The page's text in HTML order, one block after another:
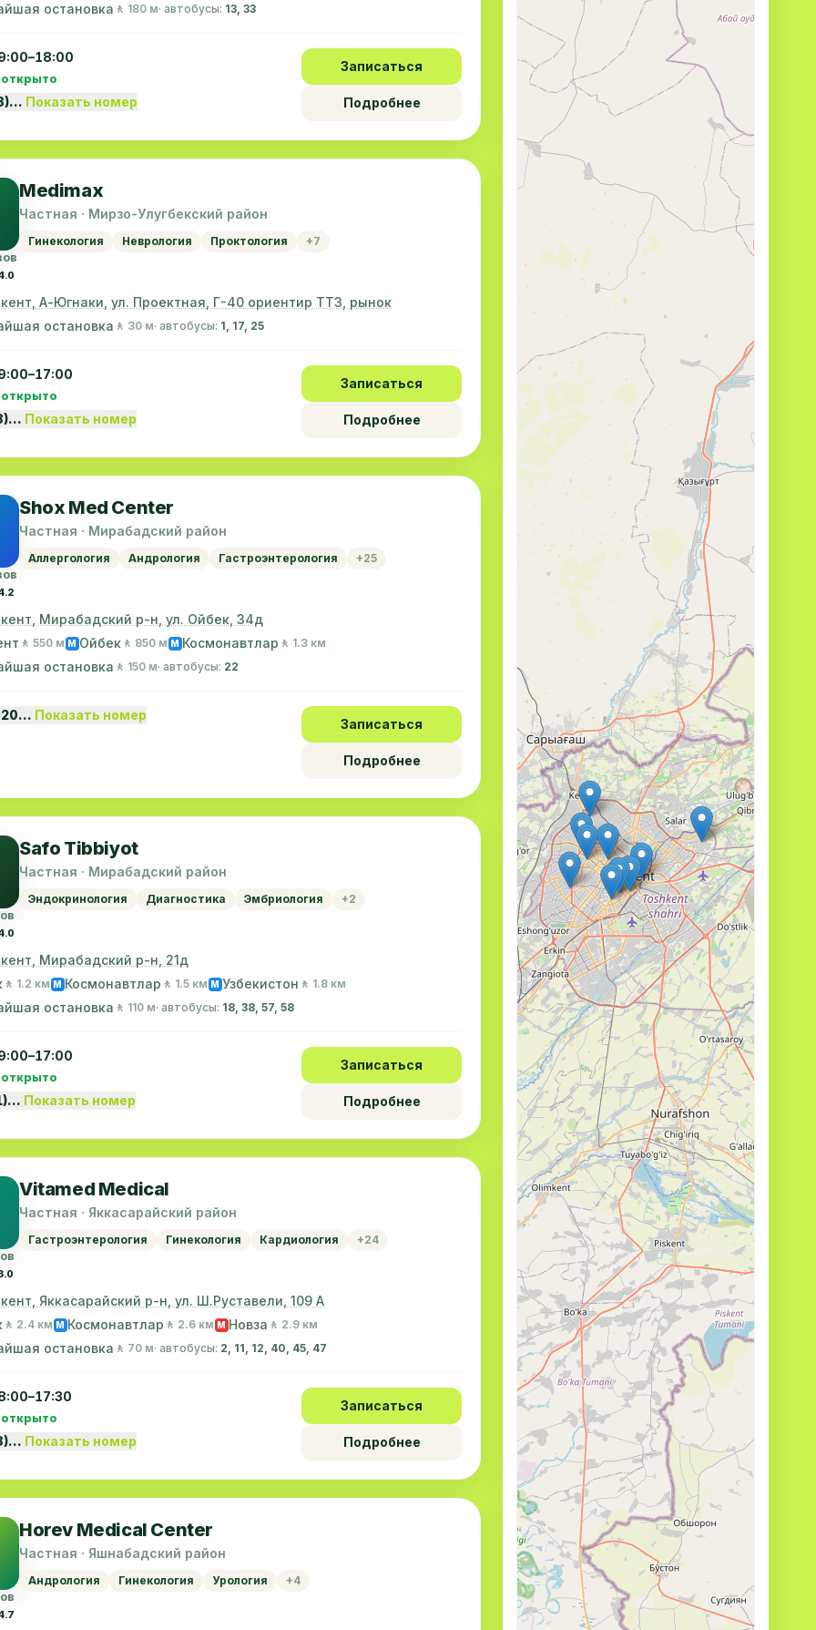
остановка 🚶 180 м· автобусы: 13, 33
открыто
Показать номер
Записаться
Подробнее
Medimax
Частная · Мирзо-Улугбекский район
Гинекология Неврология Проктология +7
А-Югнаки, ул. Проектная, Г-40 ориентир ТТЗ, рынок
остановка 🚶 30 м· автобусы: 1, 17, 25
открыто
Показать номер
Записаться
Подробнее
Shox Med Center
Частная · Мирабадский район
Аллергология Андрология Гастроэнтерология +25
Мирабадский р-н, ул. Ойбек, 34д
🚶 550 м M Ойбек 🚶 850 м M Космонавтлар 🚶 1.3 км
остановка 🚶 150 м· автобусы: 22
20… Показать номер
Записаться
Подробнее
Safo Tibbiyot
Частная · Мирабадский район
Эндокринология Диагностика Эмбриология +2
Мирабадский р-н, 21д
🚶 1.2 км M Космонавтлар 🚶 1.5 км M Узбекистон 🚶 1.8 км
остановка 🚶 110 м· автобусы: 18, 38, 57, 58
открыто
Показать номер
Записаться
Подробнее
Vitamed Medical
Частная · Яккасарайский район
Гастроэнтерология Гинекология Кардиология +24
Яккасарайский р-н, ул. Ш.Руставели, 109 А
🚶 2.4 км M Космонавтлар 🚶 2.6 км M Новза 🚶 2.9 км
остановка 🚶 70 м· автобусы: 2, 11, 12, 40, 45, 47
открыто
Показать номер
Записаться
Подробнее
Horev Medical Center
Частная · Яшнабадский район
Андрология Гинекология Урология +4